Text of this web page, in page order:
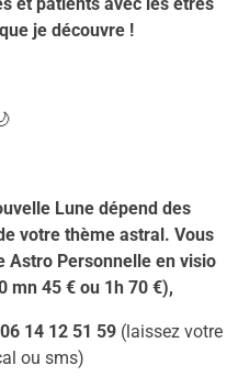
et patients avec les êtres
je découvre !
Lune dépend des
votre thème astral. Vous
Astro Personnelle en visio
mn 45€ou 1h 70€),
14 12 51 59 (laissez votre
ou sms)